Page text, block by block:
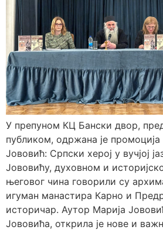
У препуном КЦ Бански двор,
публиком, одржана је промоција
Јововић: Српски херој у вучјој
Јововићу, духовном и
његовог чина говорили су
игуман манастира Карно и
историчар. Аутор Марија
Јововића, открила је нове и